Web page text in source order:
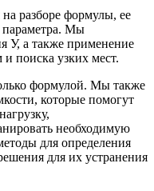
разборе формулы, ее
параметра. Мы
У, а также применение
поиска узких мест.
формулой. Мы также
которые помогут
необходимую
для определения
для их устранения